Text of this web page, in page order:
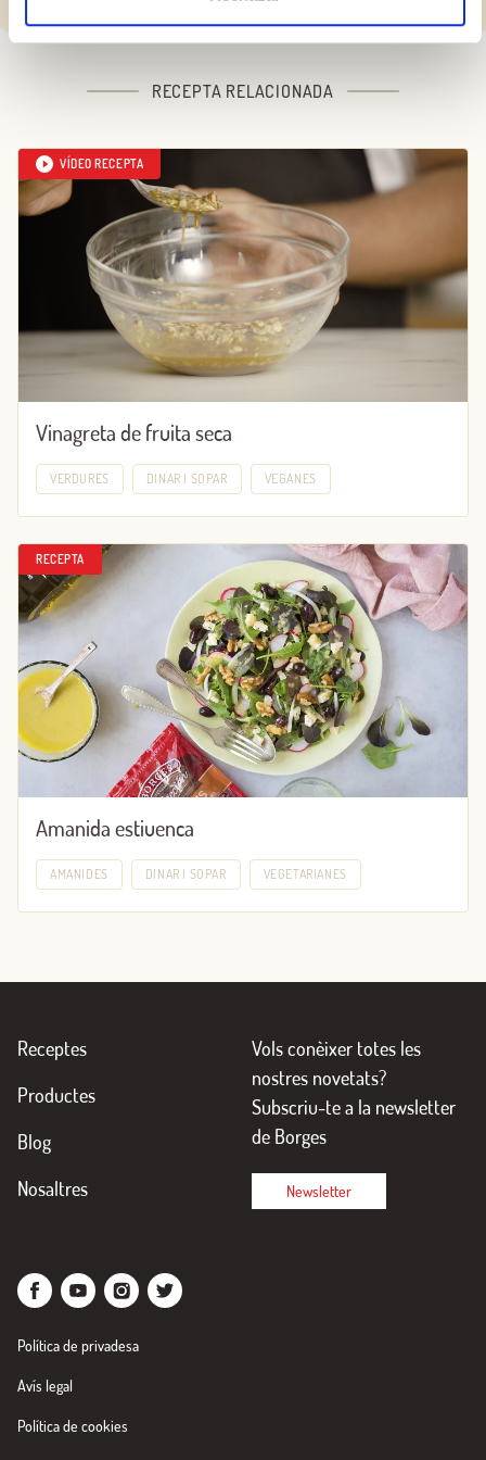
RECEPTA RELACIONADA
VÍDEO RECEPTA
Vinagreta de fruita seca
VERDURES DINAR I SOPAR VEGANES
RECEPTA
Amanida estiuenca
AMANIDES DINAR I SOPAR VEGETARIANES
Receptes
Productes
Blog
Nosaltres
Vols conèixer totes les
nostres novetats?
Subscriu-te a la newsletter
de Borges
Newsletter
Política de privadesa
Avís legal
Política de cookies